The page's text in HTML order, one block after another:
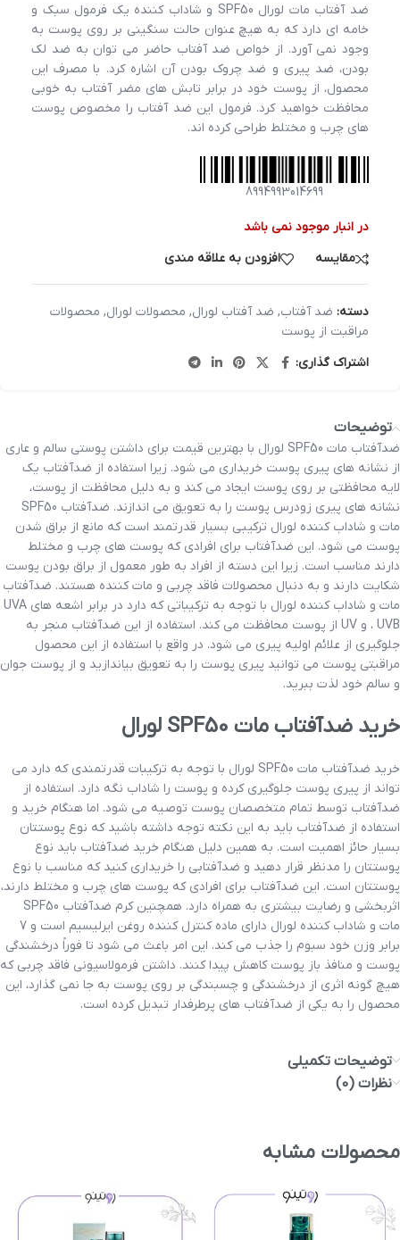
ضد آفتاب مات لورال SPF50 و شاداب کننده یک فرمول سبک و
خامه ای دارد که به هیچ عنوان حالت سنگینی بر روی پوست به
وجود نمی آورد. از خواص ضد آفتاب حاضر می توان به ضد لک
بودن، ضد پیری و ضد چروک بودن آن اشاره کرد. با مصرف این
محصول، از پوست خود در برابر تابش های مضر آفتاب به خوبی
محافظت خواهید کرد. فرمول این ضد آفتاب را مخصوص پوست
های چرب و مختلط طراحی کرده اند.
8994993014699
در انبار موجود نمی باشد
مقایسه
افزودن به علاقه مندی
دسته: ضد آفتاب, ضد آفتاب لورال, محصولات لورال, محصولات
مراقبت از پوست
اشتراک گذاری:
توضیحات
ضدآفتاب مات SPF50 لورال با بهترین قیمت برای داشتن پوستی سالم و عاری
از نشانه های پیری پوست خریداری می شود. زیرا استفاده از ضدآفتاب یک
لایه محافظتی بر روی پوست ایجاد می کند و به دلیل محافظت از پوست،
نشانه های پیری زودرس پوست را به تعویق می اندازند. ضدآفتاب SPF50
مات و شاداب کننده لورال ترکیبی بسیار قدرتمند است که مانع از براق شدن
پوست می شود. این ضدآفتاب برای افرادی که پوست های چرب و مختلط
دارند مناسب است. زیرا این دسته از افراد به طور معمول از براق بودن پوست
شکایت دارند و به دنبال محصولات فاقد چربی و مات کننده هستند. ضدآفتاب
مات و شاداب کننده لورال با توجه به ترکیباتی که دارد در برابر اشعه های UVA
، UVB و UV از پوست محافظت می کند. استفاده از این ضدآفتاب منجر به
جلوگیری از علائم اولیه پیری می شود. در واقع با استفاده از این محصول
مراقبتی پوست می توانید پیری پوست را به تعویق بیاندازید و از پوست جوان
و سالم خود لذت ببرید.
خرید ضدآفتاب مات SPF50 لورال
خرید ضدآفتاب مات SPF50 لورال با توجه به ترکیبات قدرتمندی که دارد می
تواند از پیری پوست جلوگیری کرده و پوست را شاداب نگه دارد. استفاده از
ضدآفتاب توسط تمام متخصصان پوست توصیه می شود. اما هنگام خرید و
استفاده از ضدآفتاب باید به این نکته توجه داشته باشید که نوع پوستتان
بسیار حائز اهمیت است. به همین دلیل هنگام خرید ضدآفتاب باید نوع
پوستتان را مدنظر قرار دهید و ضدآفتابی را خریداری کنید که مناسب با نوع
پوستتان است. این ضدآفتاب برای افرادی که پوست های چرب و مختلط دارند،
اثربخشی و رضایت بیشتری به همراه دارد. همچنین کرم ضدآفتاب SPF50
مات و شاداب کننده لورال دارای ماده کنترل کننده روغن ایرلیسیم است و 7
برابر وزن خود سبوم را جذب می کند. این امر باعث می شود تا فوراً درخشندگی
پوست و منافذ باز پوست کاهش پیدا کنند. داشتن فرمولاسیونی فاقد چربی که
هیچ گونه اثری از درخشندگی و چسبندگی بر روی پوست به جا نمی گذارد، این
محصول را به یکی از ضدآفتاب های پرطرفدار تبدیل کرده است.
توضیحات تکمیلی
نظرات (0)
محصولات مشابه